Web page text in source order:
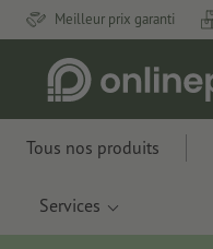
Meilleur prix garanti
Tous nos produits
Services